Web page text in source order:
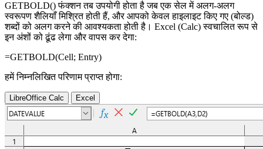
GETBOLD() फंक्शन तब उपयोगी होता है जब एक सेल में अलग-अलग
स्वरूपण शैलियाँ मिश्रित होती हैं, और आपको केवल हाइलाइट किए गए (बोल्ड)
शब्दों को अलग करने की आवश्यकता होती है। Excel (Calc) स्वचालित रूप से
इन अंशों को ढूंढ लेगा और वापस कर देगा:
=GETBOLD(Cell; Entry)
हमें निम्नलिखित परिणाम प्राप्त होगा:
LibreOffice Calc Excel